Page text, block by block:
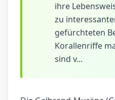
ihre
zu
gefürchteten
Korallenriffe
sind v...